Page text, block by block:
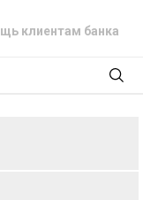
клиентам банка